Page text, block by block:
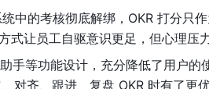
中的考核彻底解绑，OKR 打分只
式让员工自驱意识更足，但心理压
手等功能设计，充分降低了用户
对齐、跟进、复盘 OKR 时有了更优